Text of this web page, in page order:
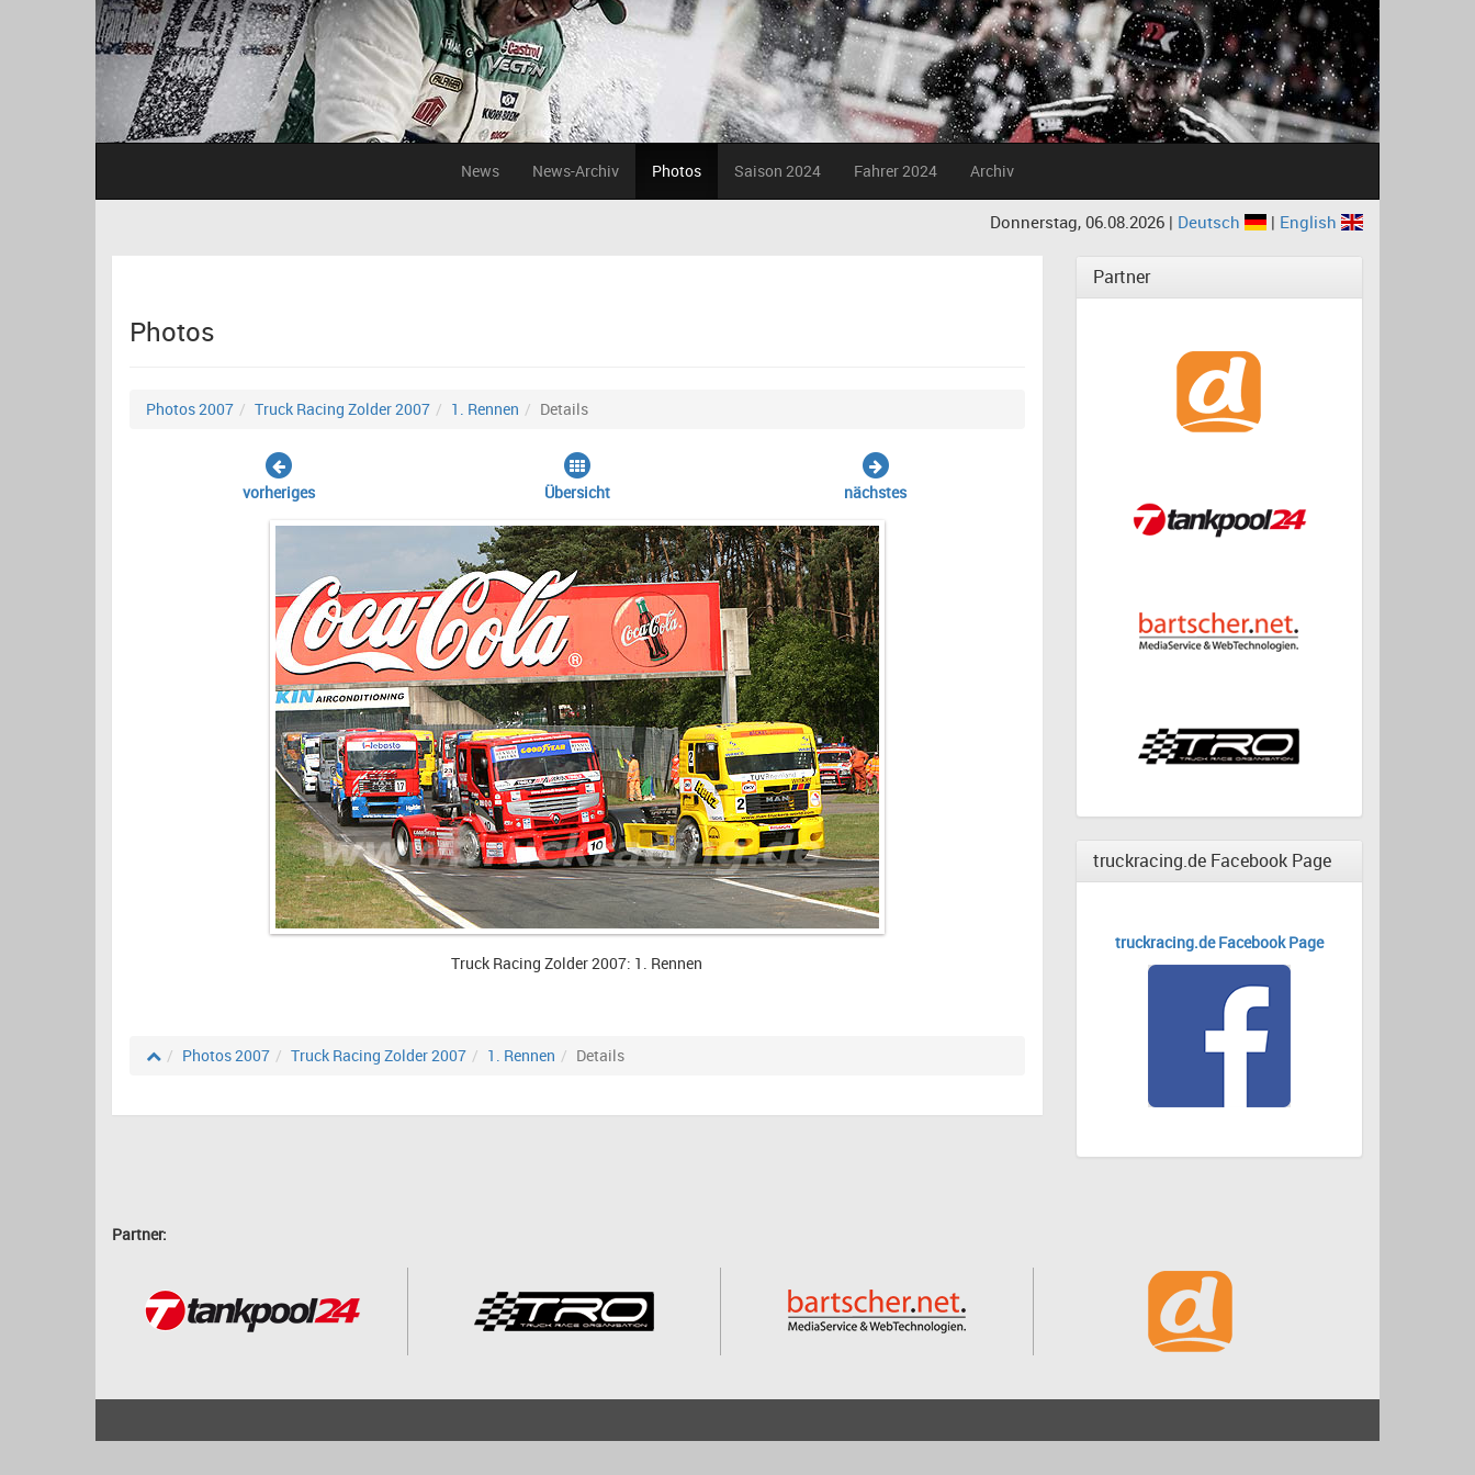
News News-Archiv Photos Saison 2024 Fahrer 2024 Archiv
Donnerstag, 06.08.2026 | Deutsch | English
Photos
Photos 2007 Truck Racing Zolder 2007 1. Rennen Details
vorheriges Übersicht nächstes
Truck Racing Zolder 2007: 1. Rennen
Photos 2007 Truck Racing Zolder 2007 1. Rennen Details
Partner
truckracing.de Facebook Page
truckracing.de Facebook Page
Partner: